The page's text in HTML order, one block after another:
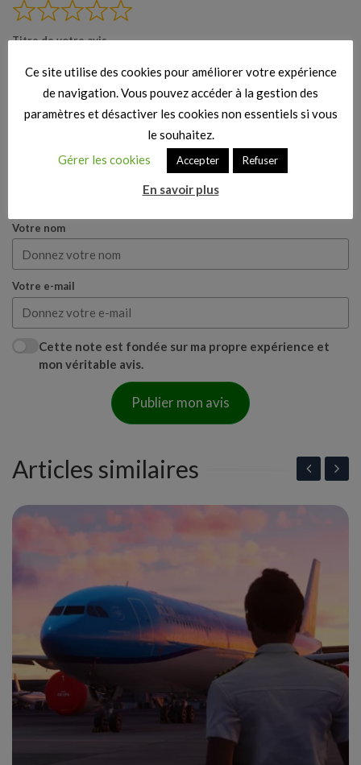
Titre de votre avis
Votre avis
Votre nom
Votre e-mail
Cette note est fondée sur ma propre expérience et
mon véritable avis.
Publier mon avis
Articles similaires
Ce site utilise des cookies pour améliorer votre expérience
de navigation. Vous pouvez accéder à la gestion des
paramètres et désactiver les cookies non essentiels si vous
le souhaitez.
Gérer les cookies
Accepter Refuser
En savoir plus